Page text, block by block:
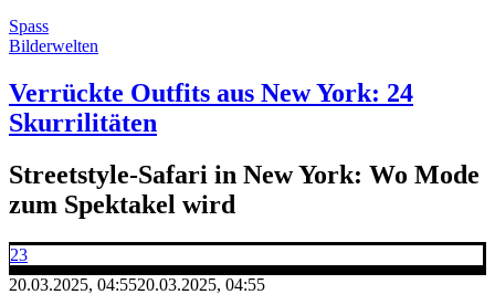
Spass
Bilderwelten
Verrückte Outfits aus New York: 24
Skurrilitäten
Streetstyle-Safari in New York: Wo Mode
zum Spektakel wird
23
20.03.2025, 04:5520.03.2025, 04:55